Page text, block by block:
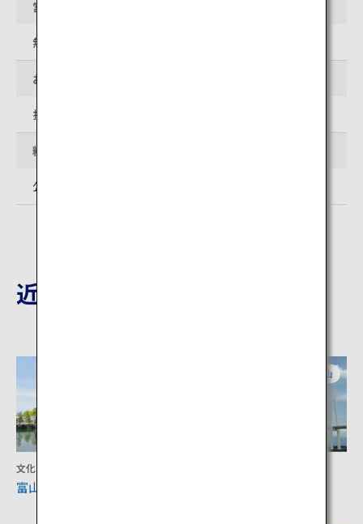
営業時間
無休
お問い合わせ先
指定管理者：公益財団法人 富山県民福祉公園
料金
公園の利用は無料
近隣の観光地
文化
富山城
富山